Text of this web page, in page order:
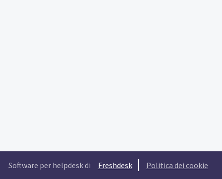
Software per helpdesk di Freshdesk Politica dei cookie